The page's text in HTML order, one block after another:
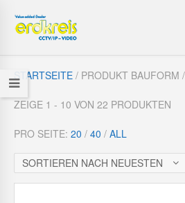
STARTSEITE / PRODUKT BAUFORM
ZEIGE 1 - 10 VON 22 PRODUKTEN
PRO SEITE: 20 / 40 / ALL
SORTIEREN NACH NEUESTEN